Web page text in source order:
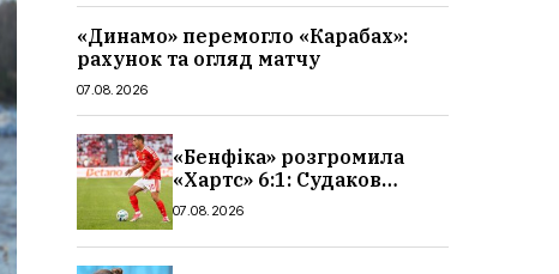
«Динамо» перемогло «Карабах»:
рахунок та огляд матчу
07.08.2026
«Бенфіка» розгромила
«Хартс» 6:1: Судаков
відзначився асистом,
07.08.2026